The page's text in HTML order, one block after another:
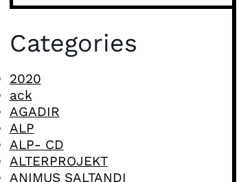
Categories
2020
ack
AGADIR
ALP
ALP- CD
ALTERPROJEKT
ANIMUS SALTANDI